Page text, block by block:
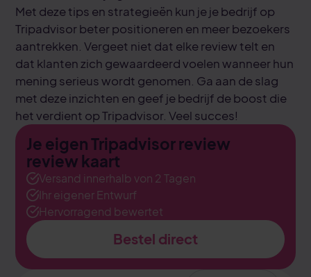
Met deze tips en strategieën kun je je bedrijf op
Tripadvisor beter positioneren en meer bezoekers
aantrekken. Vergeet niet dat elke review telt en
dat klanten zich gewaardeerd voelen wanneer hun
mening serieus wordt genomen. Ga aan de slag
met deze inzichten en geef je bedrijf de boost die
het verdient op Tripadvisor. Veel succes!
Je eigen Tripadvisor review
review kaart
Versand innerhalb von 2 Tagen
Ihr eigener Entwurf
Hervorragend bewertet
Bestel direct